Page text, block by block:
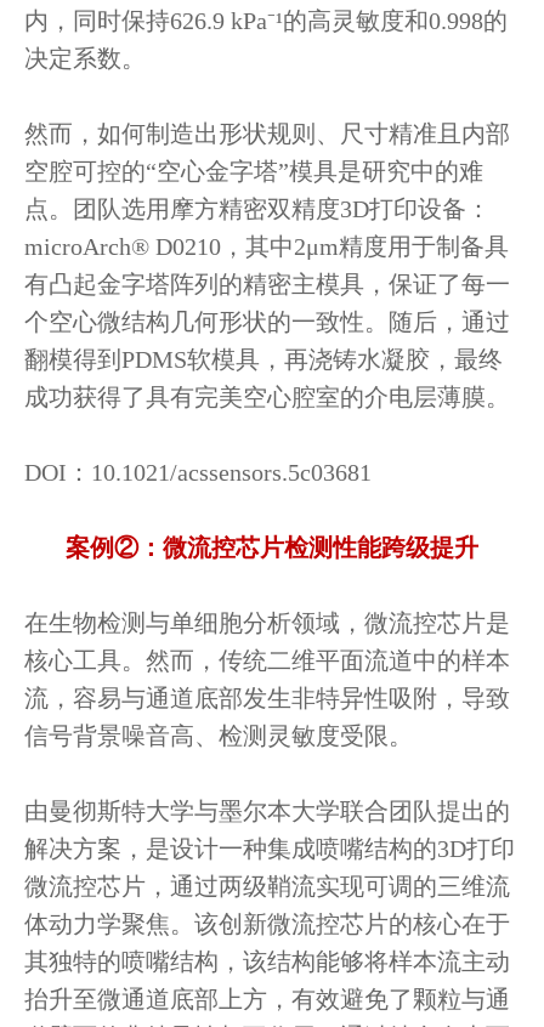
内，同时保持626.9 kPa⁻¹的高灵敏度和0.998的
决定系数。
然而，如何制造出形状规则、尺寸精准且内部
空腔可控的“空心金字塔”模具是研究中的难
点。团队选用摩方精密双精度3D打印设备：
microArch® D0210，其中2μm精度用于制备具
有凸起金字塔阵列的精密主模具，保证了每一
个空心微结构几何形状的一致性。随后，通过
翻模得到PDMS软模具，再浇铸水凝胶，最终
成功获得了具有完美空心腔室的介电层薄膜。
DOI：10.1021/acssensors.5c03681
案例②：微流控芯片检测性能跨级提升
在生物检测与单细胞分析领域，微流控芯片是
核心工具。然而，传统二维平面流道中的样本
流，容易与通道底部发生非特异性吸附，导致
信号背景噪音高、检测灵敏度受限。
由曼彻斯特大学与墨尔本大学联合团队提出的
解决方案，是设计一种集成喷嘴结构的3D打印
微流控芯片，通过两级鞘流实现可调的三维流
体动力学聚焦。该创新微流控芯片的核心在于
其独特的喷嘴结构，该结构能够将样本流主动
抬升至微通道底部上方，有效避免了颗粒与通